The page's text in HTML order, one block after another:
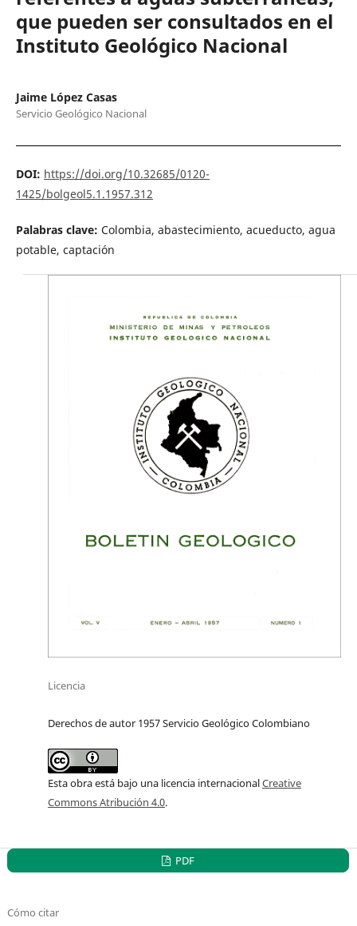
que pueden ser consultados en el
Instituto Geológico Nacional
Jaime López Casas
Servicio Geológico Nacional
DOI: https://doi.org/10.32685/0120-
1425/bolgeol5.1.1957.312
Palabras clave: Colombia, abastecimiento, acueducto, agua
potable, captación
Licencia
Derechos de autor 1957 Servicio Geológico Colombiano
Esta obra está bajo una licencia internacionalCreative
Commons Atribución 4.0.
PDF
Cómo citar